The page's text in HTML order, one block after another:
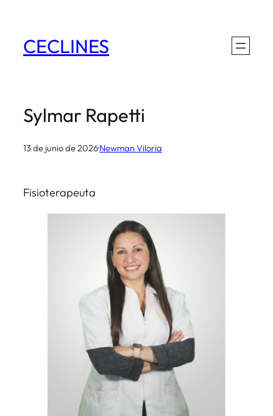
contenido
CECLINES
Sylmar Rapetti
13 de junio de 2026·Newman Viloria
Fisioterapeuta